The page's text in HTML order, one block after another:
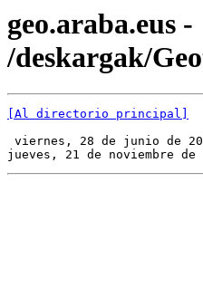
geo.araba.eus -
/deskargak/
[Al directorio principal]
viernes, 28 de junio de
jueves, 21 de noviembre